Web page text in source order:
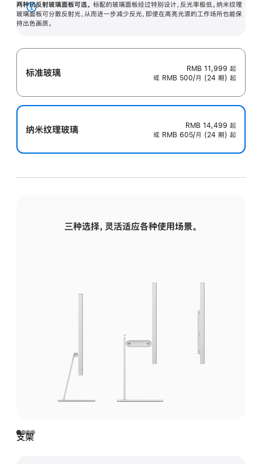
两种抗反射玻璃面板可选。 标配的玻璃面板经过特别设计，反光率极低。纳米纹理
玻璃面板可分散反射光，从而进一步减少反光，即使在高亮光源的工作场所也能保
持出色画质。
展
开
标准玻璃 RMB 11,999 起
或 RMB 500/月 (24 期) 起
纳米纹理玻璃 RMB 14,499 起
或 RMB 605/月 (24 期) 起
三种选择，灵活适应各种使用场景。
支架